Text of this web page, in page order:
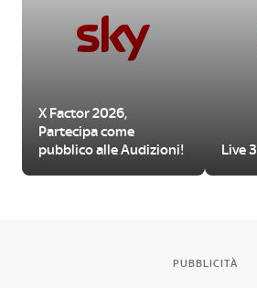
X Factor 2026,
Partecipa come
pubblico alle Audizioni!
Live 3
PUBBLICITÀ